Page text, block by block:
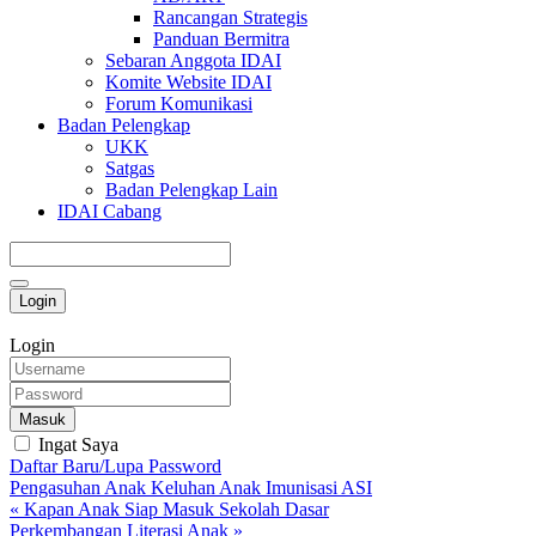
Rancangan Strategis
Panduan Bermitra
Sebaran Anggota IDAI
Komite Website IDAI
Forum Komunikasi
Badan Pelengkap
UKK
Satgas
Badan Pelengkap Lain
IDAI Cabang
Login
Login
Masuk
Ingat Saya
Daftar Baru/Lupa Password
Pengasuhan Anak Keluhan Anak Imunisasi ASI
« Kapan Anak Siap Masuk Sekolah Dasar
Perkembangan Literasi Anak »